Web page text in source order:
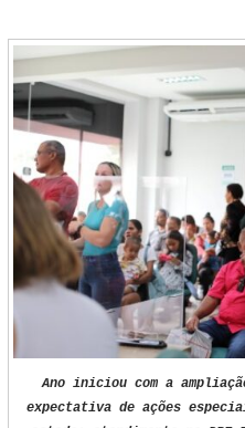
Ano iniciou com a
expectativa de ações